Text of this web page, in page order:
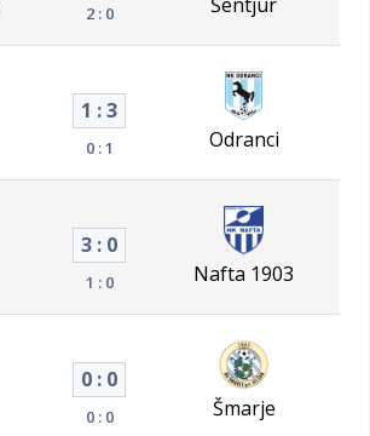
2 : 0
1 : 3
0 : 1 Odranci
3 : 0
1 : 0 Nafta 1903
0 : 0
0 : 0 Šmarje